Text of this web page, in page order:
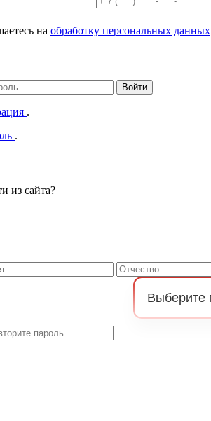
на обработку персональных данных
Войти
.
.
из сайта?